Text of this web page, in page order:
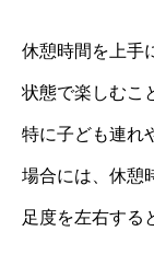
休憩時間を上手
状態で楽しむこ
特に子ども連れ
場合には、休憩
足度を左右する